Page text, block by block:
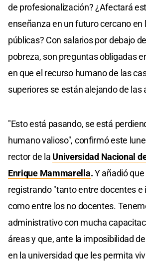
de profesionalización? ¿Afectará
enseñanza en un futuro cercano en
públicas? Con salarios por debajo
pobreza, son preguntas obligadas
en que el recurso humano de las
superiores se están alejando de las
"Esto está pasando, se está
humano valioso", confirmó este
rector de la Universidad Nacional
Enrique Mammarella.Y añadió
registrando "tanto entre docentes e
como entre los no docentes.
administrativo con mucha
áreas y que, ante la imposibilidad
en la universidad que les permita